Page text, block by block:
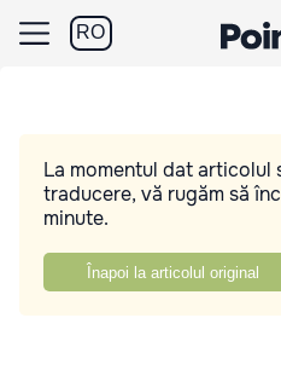
RO
La momentul dat articolul
traducere, vă rugăm să
minute.
Înapoi la articolul original